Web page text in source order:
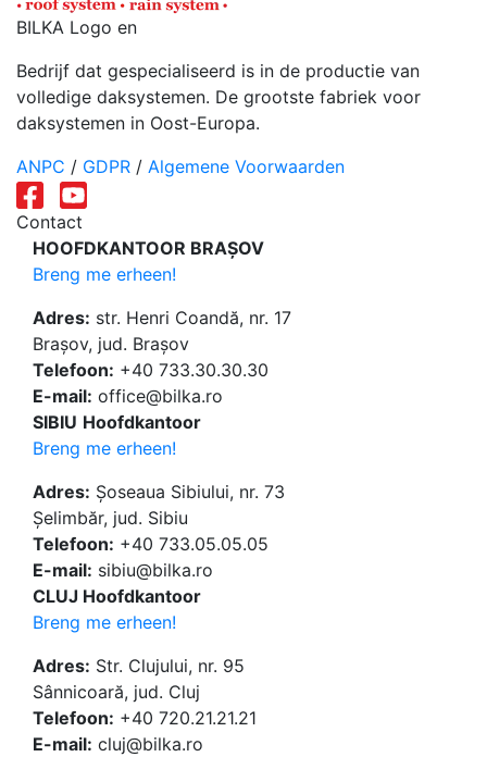
BILKA Logo en
Bedrijf dat gespecialiseerd is in de productie van
volledige daksystemen. De grootste fabriek voor
daksystemen in Oost-Europa.
ANPC / GDPR / Algemene Voorwaarden
Contact
HOOFDKANTOOR BRAȘOV
Breng me erheen!
Adres: str. Henri Coandă, nr. 17
Brașov, jud. Brașov
Telefoon: +40 733.30.30.30
E-mail: office@bilka.ro
SIBIU Hoofdkantoor
Breng me erheen!
Adres: Șoseaua Sibiului, nr. 73
Șelimbăr, jud. Sibiu
Telefoon: +40 733.05.05.05
E-mail: sibiu@bilka.ro
CLUJ Hoofdkantoor
Breng me erheen!
Adres: Str. Clujului, nr. 95
Sânnicoară, jud. Cluj
Telefoon: +40 720.21.21.21
E-mail: cluj@bilka.ro